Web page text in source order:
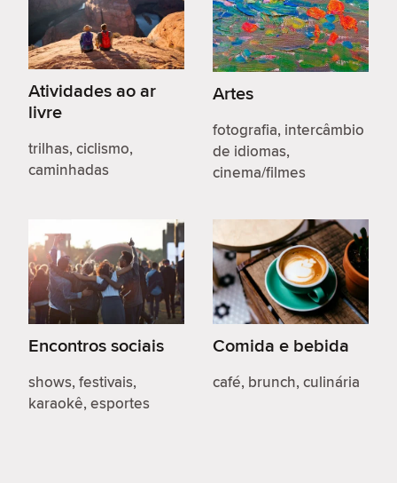
Atividades ao ar
livre
trilhas, ciclismo,
caminhadas
Artes
fotografia, intercâmbio
de idiomas,
cinema/filmes
Encontros sociais
shows, festivais,
karaokê, esportes
Comida e bebida
café, brunch, culinária